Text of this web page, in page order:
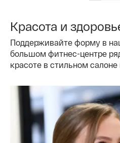
Красота и
Поддерживайте форму в
большом фитнес-центре
красоте в стильном